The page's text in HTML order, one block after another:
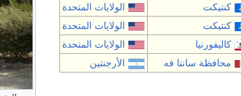
كنتيكت
الولايات المتحدة
كنتيكت
الولايات المتحدة
كاليفورنيا
الولايات المتحدة
محافظة سانتا فه الأرجنتين